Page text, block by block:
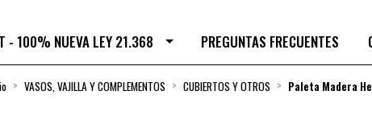
- 100% NUEVA LEY 21.368 PREGUNTAS FRECUENTES
VASOS, VAJILLA Y COMPLEMENTOS CUBIERTOS Y OTROS Paleta Madera